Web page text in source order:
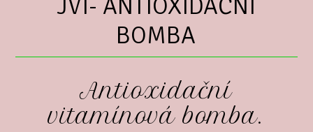
JVI- ANTIOXIDAČNÍ
BOMBA
Antioxidační
vitamínová bomba.